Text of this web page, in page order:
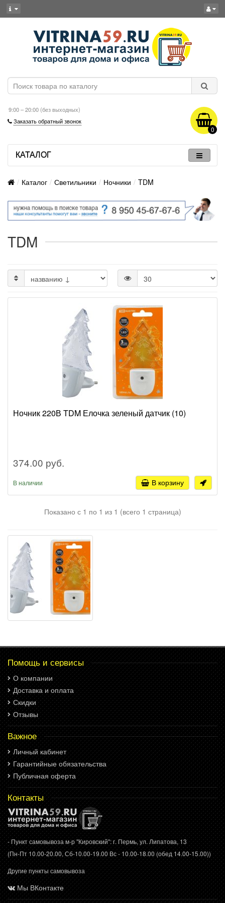
9:00 – 20:00 (без выходных)
Заказать обратный звонок
0
КАТАЛОГ
Каталог Светильники Ночники TDM
TDM
Ночник 220В TDM Елочка зеленый датчик (10)
374.00 руб.
В наличии В корзину
Показано с 1 по 1 из 1 (всего 1 страница)
Помощь и сервисы
О компании
Доставка и оплата
Скидки
Отзывы
Важное
Личный кабинет
Гарантийные обязательства
Публичная оферта
Контакты
- Пункт самовывоза м-р "Кировский": г. Пермь, ул. Липатова, 13
(Пн-Пт 10.00-20.00, Сб-10.00-19.00 Вс - 10.00-18.00 (обед 14.00-15.00))
Другие пункты самовывоза
Мы ВКонтакте